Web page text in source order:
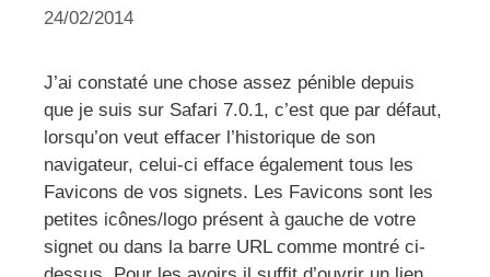
24/02/2014
J’ai constaté une chose assez pénible depuis
que je suis sur Safari 7.0.1, c’est que par défaut,
lorsqu’on veut effacer l’historique de son
navigateur, celui-ci efface également tous les
Favicons de vos signets. Les Favicons sont les
petites icônes/logo présent à gauche de votre
signet ou dans la barre URL comme montré ci-